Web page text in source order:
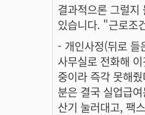
결과적으론 그럴지
있습니다. "근로조
- 개인사정(뒤로 들
사무실로 전화해
중이라 즉각 못해
분은 결국 실업급
산기 눌러대고, 팩